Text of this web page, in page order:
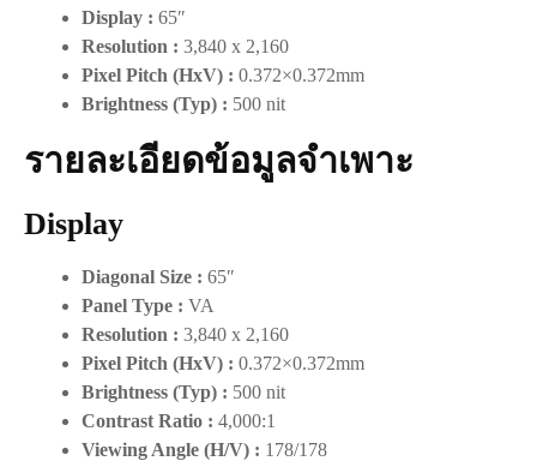
Display : 65″
Resolution : 3,840 x 2,160
Pixel Pitch (HxV) : 0.372×0.372mm
Brightness (Typ) : 500 nit
รายละเอียดข้อมูลจำเพาะ
Display
Diagonal Size : 65″
Panel Type : VA
Resolution : 3,840 x 2,160
Pixel Pitch (HxV) : 0.372×0.372mm
Brightness (Typ) : 500 nit
Contrast Ratio : 4,000:1
Viewing Angle (H/V) : 178/178